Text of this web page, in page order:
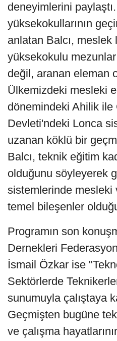
deneyimlerini
yüksekokullarının
anlatan Balcı,
yüksekokulu
değil, aranan eleman
Ülkemizdeki mesleki
dönemindeki Ahilik ile
Devleti'ndeki Lonca
uzanan köklü bir
Balcı, teknik eğitim
olduğunu söyleyerek
sistemlerinde mesleki
temel bileşenler
Programın son
Dernekleri
İsmail Özkar ise
Sektörlerde
sunumuyla çalıştaya
Geçmişten bugüne
ve çalışma